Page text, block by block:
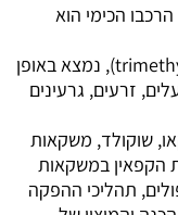
הכימי הוא
קפאין, 1,3,7 טרי מתיל קסנתין (trimethylxanthine), נמצא באופן
בעלים, זרעים, גרעינים
שוקולד, משקאות
הקפאין במשקאות
תהליכי ההפקה